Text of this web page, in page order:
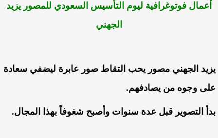
أعمال فوتوغرافية ليوم التأسيس السعودي للمصور يزيد
الجهني
يزيد الجهني مصور يحب التقاط صور عابرة ليضفي سعادة
على وجوه من يصادفهم.
بدأ التصوير قبل عدة سنوات وأصبح شغوفاً بهذا المجال.